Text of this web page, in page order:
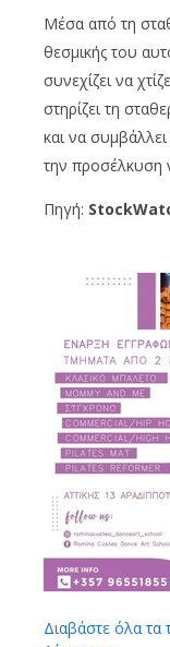
Μέσα από τη
θεσμικής του
συνεχίζει να
στηρίζει τη
και να
την
Πηγή:
Διαβάστε όλα τα